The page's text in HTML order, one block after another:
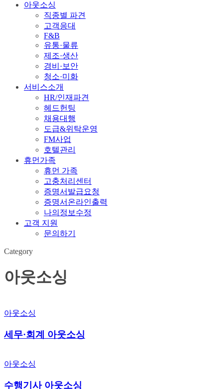
아웃소싱
직종별 파견
고객응대
F&B
유통·물류
제조·생산
경비·보안
청소·미화
서비스소개
HR/인재파견
헤드헌팅
채용대행
도급&위탁운영
FM사업
호텔관리
휴먼가족
휴먼 가족
고충처리센터
증명서발급요청
증명서온라인출력
나의정보수정
고객 지원
문의하기
Category
아웃소싱
·
아웃소싱
아웃소싱
세무·회계 아웃소싱
아웃소싱
아웃소싱
수행기사 아웃소싱